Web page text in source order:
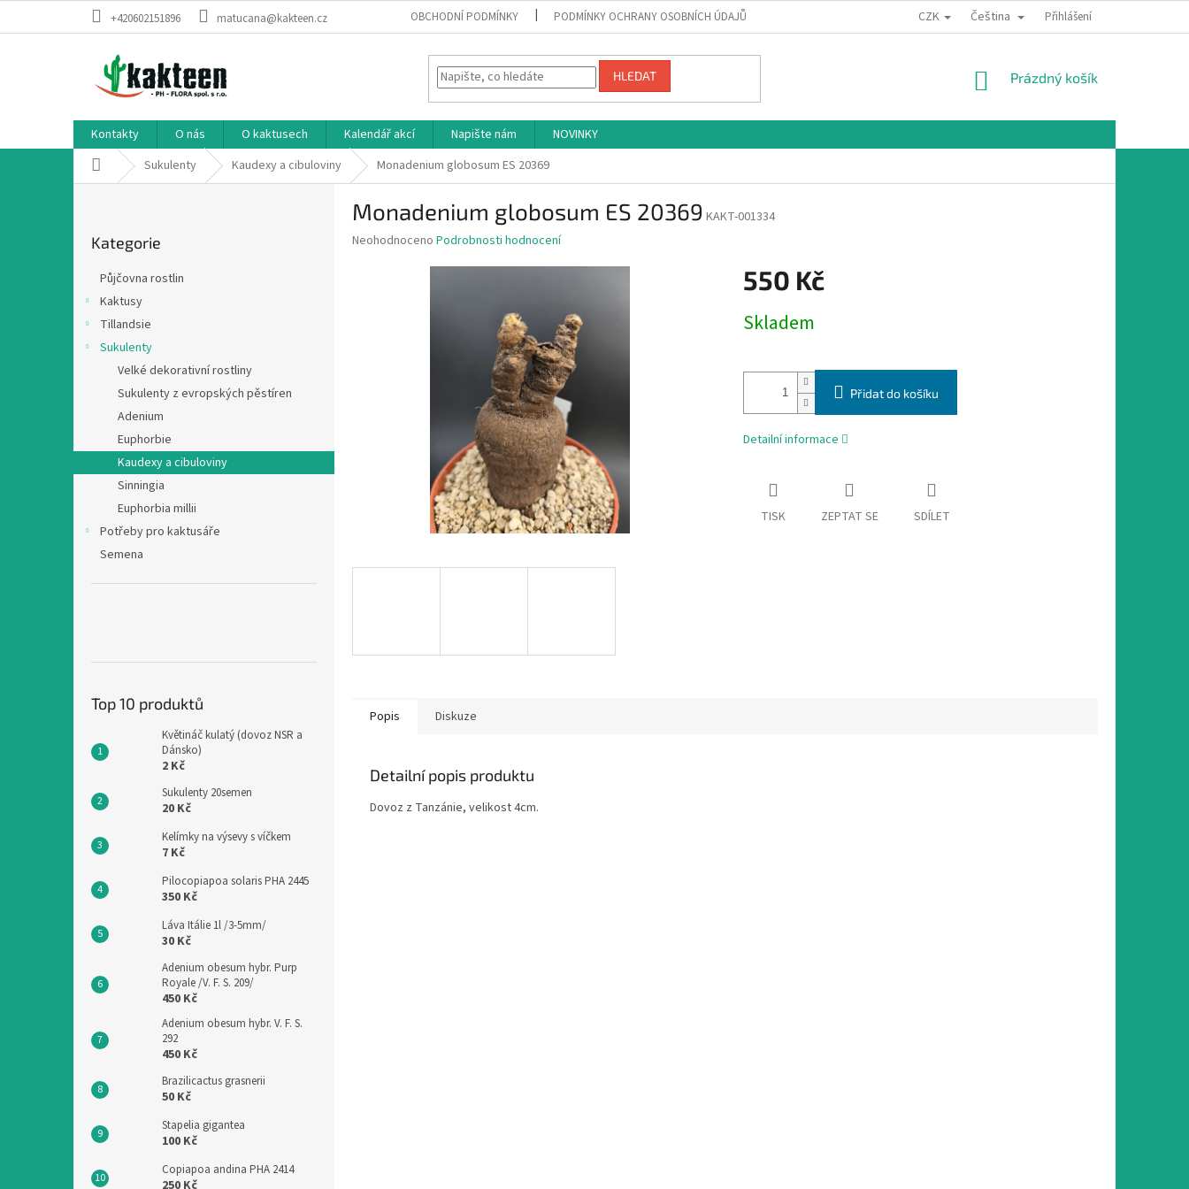
+420602151896 matucana@kakteen.cz OBCHODNÍ PODMÍNKY PODMÍNKY OCHRANY OSOBNÍCH ÚDAJŮ CZK Čeština Přihlášení
HLEDAT
NÁKUPNÍ
Prázdný košík
Kontakty O nás O kaktusech Kalendář akcí Napište nám
NOVINKY
Domů Sukulenty Kaudexy a cibuloviny Monadenium globosum ES 20369
l
kategorie
Kategorie
Půjčovna rostlin
Kaktusy
Tillandsie
Sukulenty
Velké dekorativní rostliny
Sukulenty z evropských pěstíren
Adenium
Euphorbie
Kaudexy a cibuloviny
Sinningia
Euphorbia millii
Potřeby pro kaktusáře
Semena
Top 10 produktů
Květináč kulatý (dovoz NSR a
Dánsko)
2 Kč
Sukulenty 20semen
20 Kč
Kelímky na výsevy s víčkem
7 Kč
Pilocopiapoa solaris PHA 2445
350 Kč
Láva Itálie 1l /3-5mm/
30 Kč
Adenium obesum hybr. Purp
Royale /V. F. S. 209/
450 Kč
Adenium obesum hybr. V. F. S.
292
450 Kč
Brazilicactus grasnerii
50 Kč
Stapelia gigantea
100 Kč
Copiapoa andina PHA 2414
Monadenium globosum ES 20369 KAKT-001334
Průměrné
Neohodnoceno Podrobnosti hodnocení
550 Kč
cena:
Skladem
Přidat do košíku
Detailní informace
TISK ZEPTAT SE SDÍLET
Popis Diskuze
Detailní popis produktu
Dovoz z Tanzánie, velikost 4cm.